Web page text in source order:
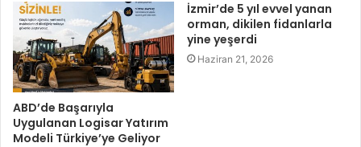
ABD’de Başarıyla
Uygulanan Logisar Yatırım
Modeli Türkiye’ye Geliyor
İzmir’de 5 yıl evvel yanan
orman, dikilen fidanlarla
yine yeşerdi
Haziran 21, 2026